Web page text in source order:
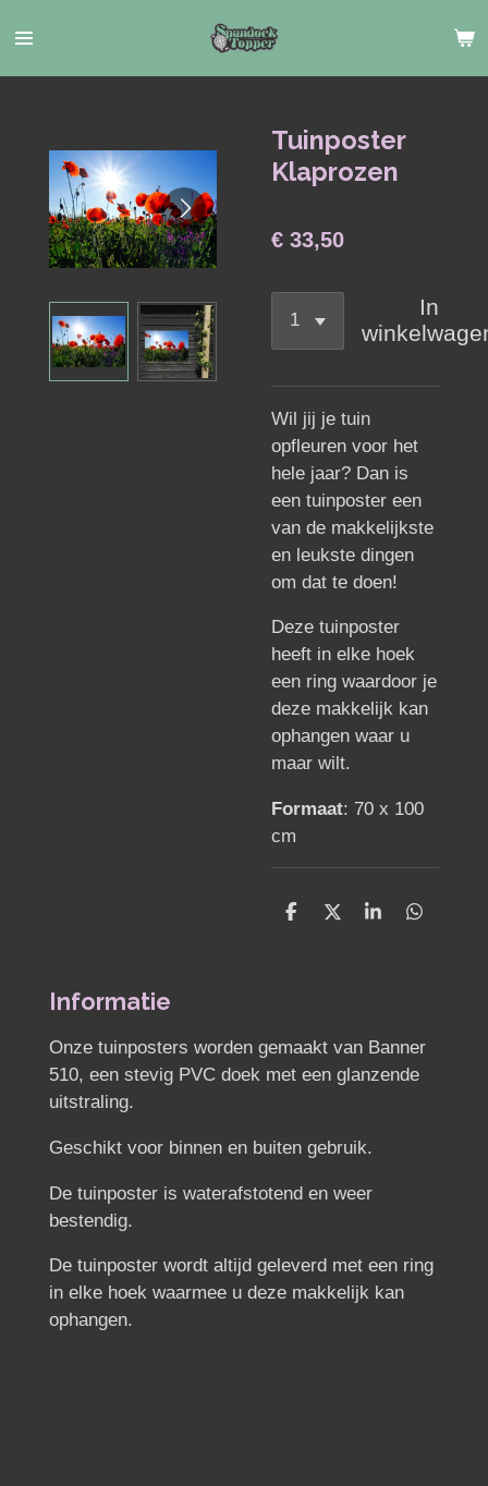
direct
naar
Tuinposter
Klaprozen
€ 33,50
In
Wil jij je tuin
opfleuren voor het
hele jaar? Dan is
een tuinposter een
van de makkelijkste
en leukste dingen
om dat te doen!
Deze tuinposter
heeft in elke hoek
een ring waardoor je
deze makkelijk kan
ophangen waar u
maar wilt.
Formaat: 70 x 100
cm
D
D
S
D
Informatie
Onze tuinposters worden gemaakt van Banner
510, een stevig PVC doek met een glanzende
uitstraling.
Geschikt voor binnen en buiten gebruik.
De tuinposter is waterafstotend en weer
bestendig.
De tuinposter wordt altijd geleverd met een ring
in elke hoek waarmee u deze makkelijk kan
ophangen.